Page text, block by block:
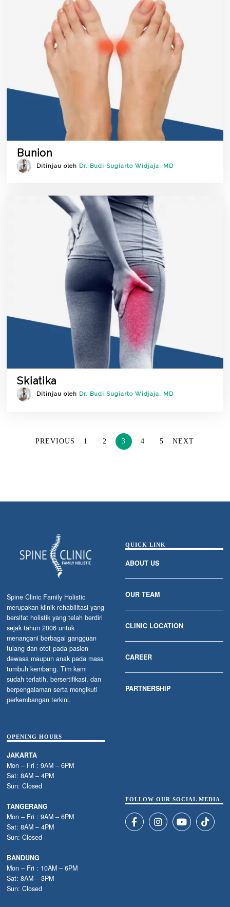
Bunion
Ditinjau oleh Dr. Budi Sugiarto Widjaja, MD
Skiatika
Ditinjau oleh Dr. Budi Sugiarto Widjaja, MD
PREVIOUS 1 2 3 4 5 NEXT
Spine Clinic Family Holistic
merupakan klinik rehabilitasi yang
bersifat holistik yang telah berdiri
sejak tahun 2006 untuk
menangani berbagai gangguan
tulang dan otot pada pasien
dewasa maupun anak pada masa
tumbuh kembang. Tim kami
sudah terlatih, bersertifikasi, dan
berpengalaman serta mengikuti
perkembangan terkini.
QUICK LINK
ABOUT US
OUR TEAM
CLINIC LOCATION
CAREER
PARTNERSHIP
OPENING HOURS
JAKARTA
Mon – Fri : 9AM – 6PM
Sat: 8AM – 4PM
Sun: Closed
TANGERANG
Mon – Fri : 9AM – 6PM
Sat: 8AM – 4PM
Sun: Closed
BANDUNG
Mon – Fri : 10AM – 6PM
Sat: 8AM – 3PM
Sun: Closed
FOLLOW OUR SOCIAL MEDIA